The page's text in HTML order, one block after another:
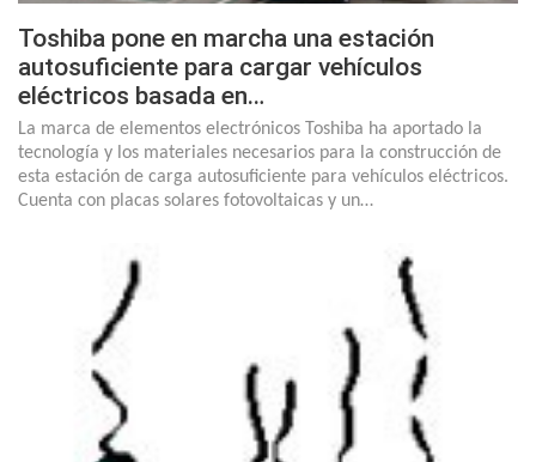
Toshiba pone en marcha una estación
autosuficiente para cargar vehículos
eléctricos basada en…
La marca de elementos electrónicos Toshiba ha aportado la
tecnología y los materiales necesarios para la construcción de
esta estación de carga autosuficiente para vehículos eléctricos.
Cuenta con placas solares fotovoltaicas y un…